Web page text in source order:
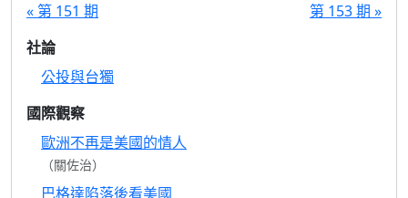
« 第 151 期
第 153 期 »
社論
公投與台獨
國際觀察
歐洲不再是美國的情人
（關佐治）
巴格達陷落後看美國